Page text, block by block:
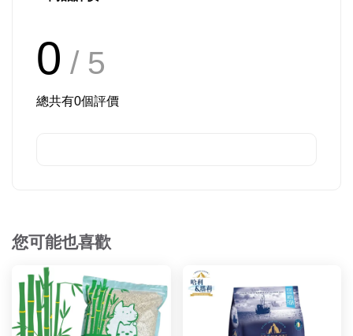
0 / 5
總共有0個評價
您可能也喜歡